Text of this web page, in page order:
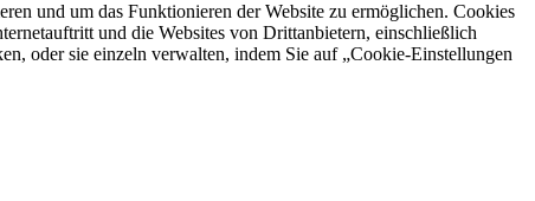
und um das Funktionieren der Website zu ermöglichen. Cookies
und die Websites von Drittanbietern, einschließlich
oder sie einzeln verwalten, indem Sie auf „Cookie-Einstellungen